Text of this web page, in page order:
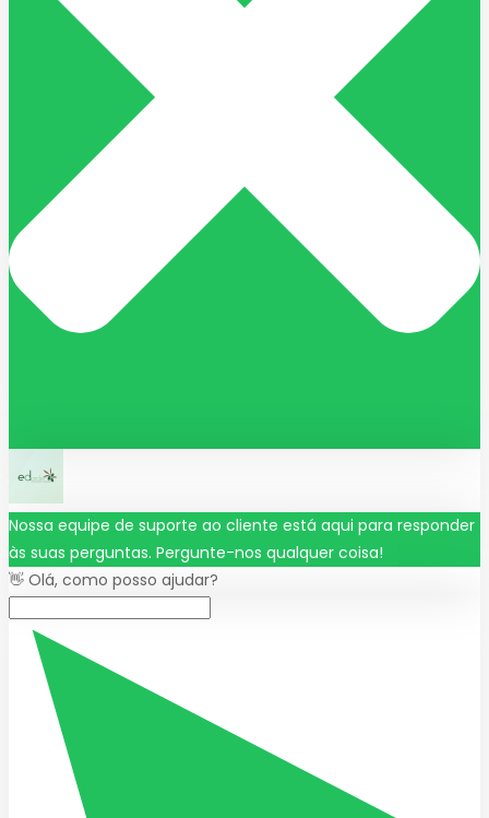
Nossa equipe de suporte ao cliente está aqui para responder
às suas perguntas. Pergunte-nos qualquer coisa!
👋 Olá, como posso ajudar?